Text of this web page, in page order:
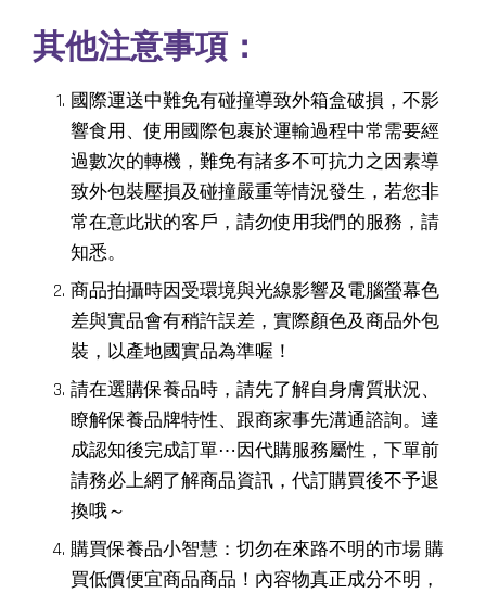
其他注意事項：
國際運送中難免有碰撞導致外箱盒破損，不影
響食用、使用國際包裹於運輸過程中常需要經
過數次的轉機，難免有諸多不可抗力之因素導
致外包裝壓損及碰撞嚴重等情況發生，若您非
常在意此狀的客戶，請勿使用我們的服務，請
知悉。
商品拍攝時因受環境與光線影響及電腦螢幕色
差與實品會有稍許誤差，實際顏色及商品外包
裝，以產地國實品為準喔！
請在選購保養品時，請先了解自身膚質狀況、
瞭解保養品牌特性、跟商家事先溝通諮詢。達
成認知後完成訂單⋯因代購服務屬性， 下單前
請務必上網了解商品資訊，代訂購買後不予退
換哦～
購買保養品小智慧：切勿在來路不明的市場購
買低價便宜商品商品！內容物真正成分不明，